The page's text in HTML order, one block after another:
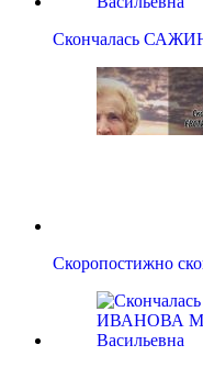
Скончалась
Скоропостижно